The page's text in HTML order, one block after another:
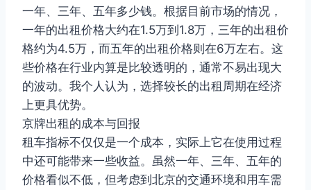
一年、三年、五年多少钱。根据目前市场的情况，
一年的出租价格大约在1.5万到1.8万，三年的出租价
格约为4.5万，而五年的出租价格则在6万左右。这
些价格在行业内算是比较透明的，通常不易出现大
的波动。我个人认为，选择较长的出租周期在经济
上更具优势。
京牌出租的成本与回报
租车指标不仅仅是一个成本，实际上它在使用过程
中还可能带来一些收益。虽然一年、三年、五年的
价格看似不低，但考虑到北京的交通环境和用车需